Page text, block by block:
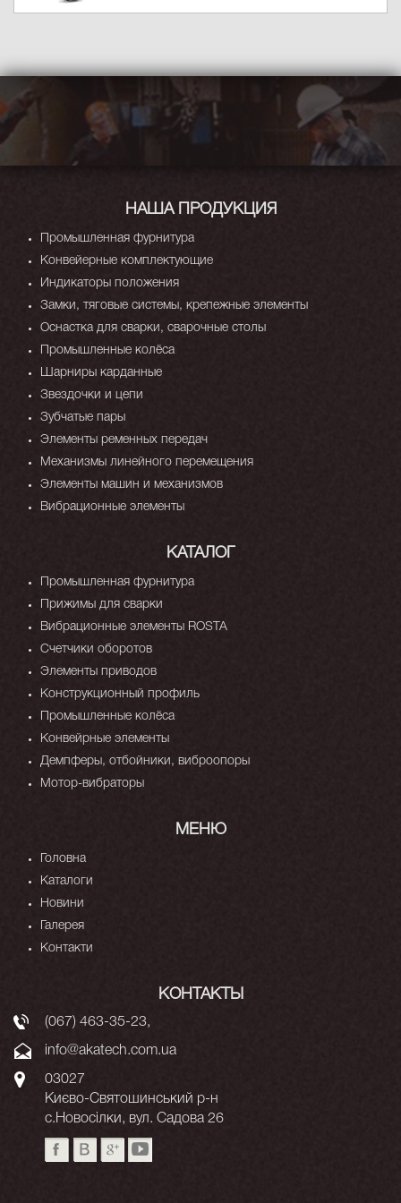
НАША ПРОДУКЦИЯ
Промышленная фурнитура
Конвейерные комплектующие
Индикаторы положения
Замки, тяговые системы, крепежные элементы
Оснастка для сварки, сварочные столы
Промышленные колёса
Шарниры карданные
Звездочки и цепи
Зубчатые пары
Элементы ременных передач
Механизмы линейного перемещения
Элементы машин и механизмов
Вибрационные элементы
КАТАЛОГ
Промышленная фурнитура
Прижимы для сварки
Вибрационные элементы ROSTA
Счетчики оборотов
Элементы приводов
Конструкционный профиль
Промышленные колёса
Конвейрные элементы
Демпферы, отбойники, виброопоры
Мотор-вибраторы
МЕНЮ
Головна
Каталоги
Новини
Галерея
Контакти
КОНТАКТЫ
(067) 463-35-23,
info@akatech.com.ua
03027
Києво-Святошинський р-н
с.Новосілки, вул. Садова 26